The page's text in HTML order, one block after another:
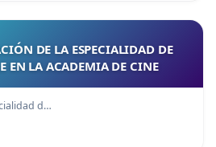
DE LA ESPECIALIDAD DE
EN LA ACADEMIA DE CINE
d…